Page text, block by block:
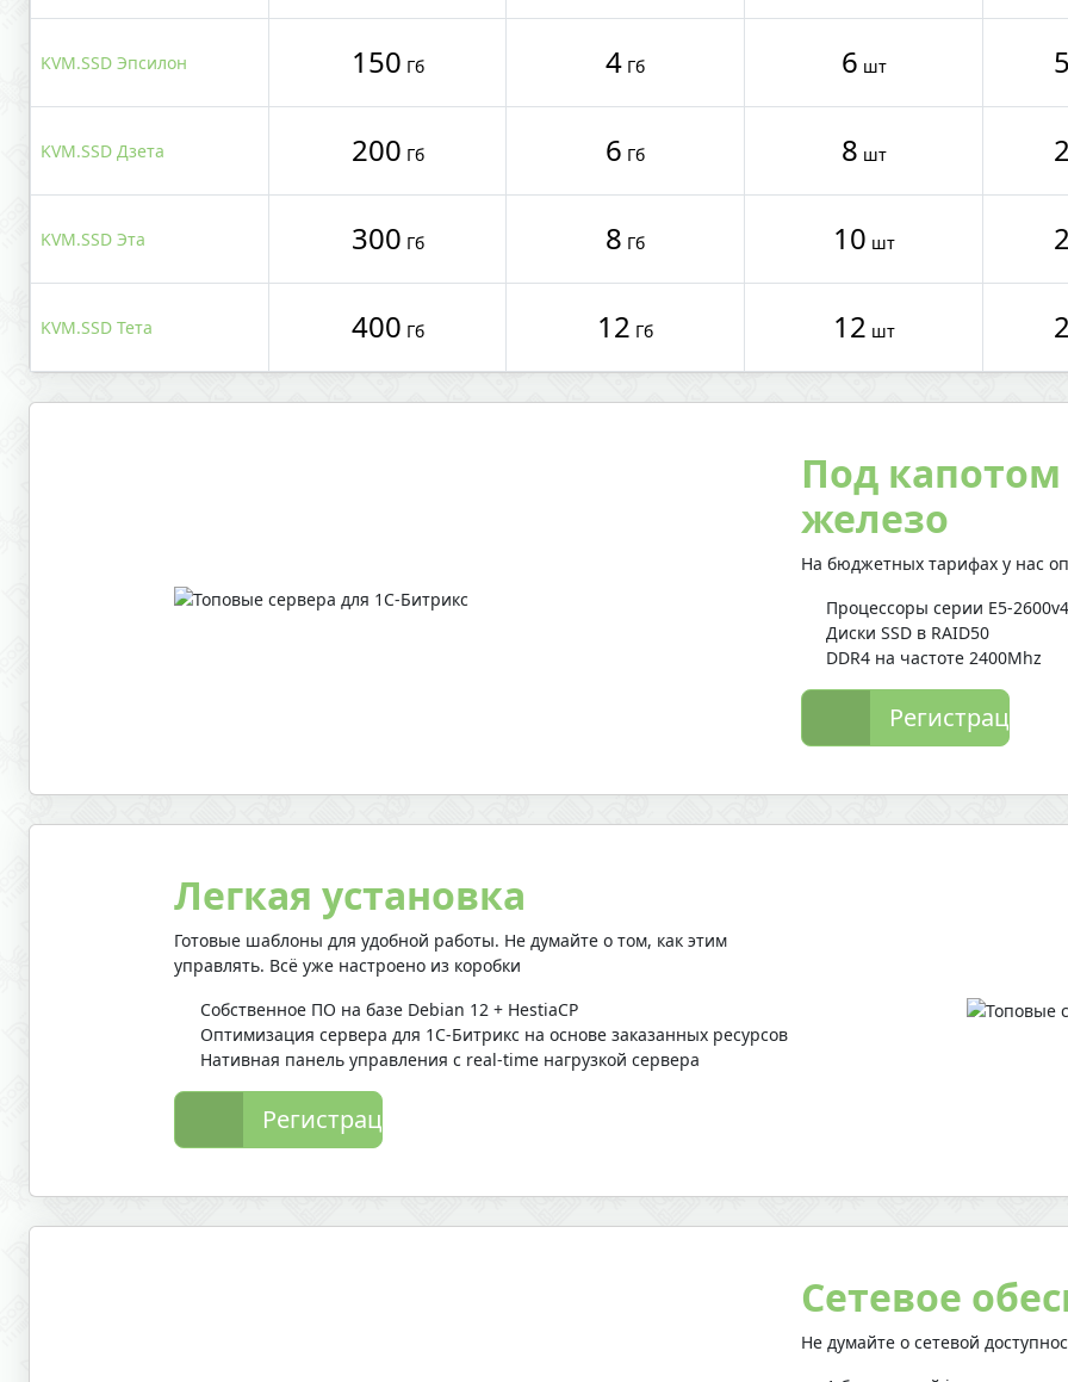
KVM.SSD Эпсилон 150 Гб 4 Гб 6 шт
KVM.SSD Дзета 200 Гб 6 Гб 8 шт
KVM.SSD Эта 300 Гб 8 Гб 10 шт
KVM.SSD Тета 400 Гб 12 Гб 12 шт
Под
железо
На бюджетных тарифах у нас
Процессоры серии E5-2600v4
Диски SSD в RAID50
DDR4 на частоте 2400Mhz
Регистрация
Легкая установка
Готовые шаблоны для удобной работы. Не думайте о том, как этим
управлять. Всё уже настроено из коробки
Собственное ПО на базе Debian 12 + HestiaCP
Оптимизация сервера для 1С-Битрикс на основе заказанных ресурсов
Нативная панель управления с real-time нагрузкой сервера
Регистрация
Сетевое
Не думайте о сетевой